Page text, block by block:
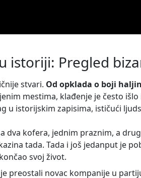
istoriji: Pregled
stvari. Od opklada o boji
mestima, klađenje je često
u istorijskim zapisima, ističući
dva kofera, jednim praznim, a
tada. Tada i još jedanput je
svoj život.
je preostali novac kompanije u